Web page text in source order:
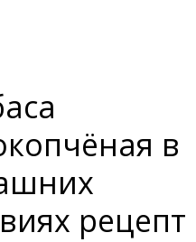
в
рецепт